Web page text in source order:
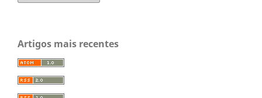
Artigos mais recentes